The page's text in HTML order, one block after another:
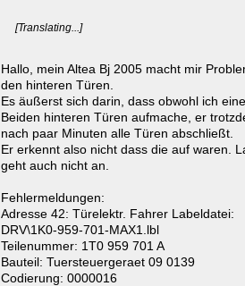
[Translating...]
Hallo, mein Altea Bj 2005 macht mir
den hinteren Türen.
Es äußerst sich darin, dass obwohl ich
Beiden hinteren Türen aufmache, er
nach paar Minuten alle Türen abschließt.
Er erkennt also nicht dass die auf waren.
geht auch nicht an.
Fehlermeldungen:
Adresse 42: Türelektr. Fahrer Labeldatei:
DRV\1K0-959-701-MAX1.lbl
Teilenummer: 1T0 959 701 A
Bauteil: Tuersteuergeraet 09 0139
Codierung: 0000016